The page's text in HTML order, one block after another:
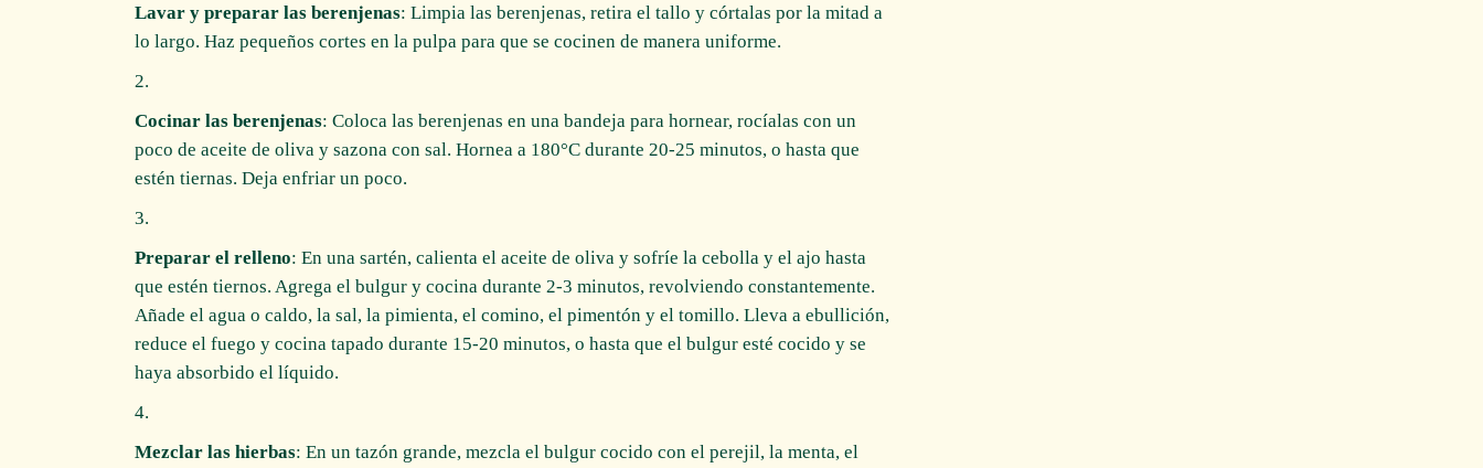
Lavar y preparar las berenjenas: Limpia las berenjenas, retira el tallo y córtalas por la mitad a
lo largo. Haz pequeños cortes en la pulpa para que se cocinen de manera uniforme.
Cocinar las berenjenas: Coloca las berenjenas en una bandeja para hornear, rocíalas con un
poco de aceite de oliva y sazona con sal. Hornea a 180°C durante 20-25 minutos, o hasta que
estén tiernas. Deja enfriar un poco.
Preparar el relleno: En una sartén, calienta el aceite de oliva y sofríe la cebolla y el ajo hasta
que estén tiernos. Agrega el bulgur y cocina durante 2-3 minutos, revolviendo constantemente.
Añade el agua o caldo, la sal, la pimienta, el comino, el pimentón y el tomillo. Lleva a ebullición,
reduce el fuego y cocina tapado durante 15-20 minutos, o hasta que el bulgur esté cocido y se
haya absorbido el líquido.
Mezclar las hierbas: En un tazón grande, mezcla el bulgur cocido con el perejil, la menta, el